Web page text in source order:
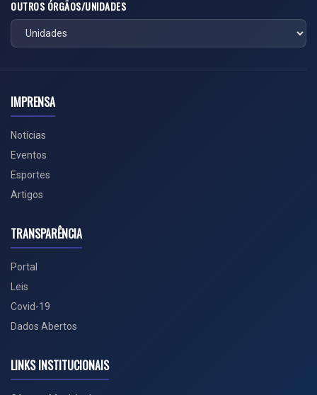
OUTROS ÓRGÃOS/UNIDADES
IMPRENSA
Notícias
Eventos
Esportes
Artigos
TRANSPARÊNCIA
Portal
Leis
Covid-19
Dados Abertos
LINKS INSTITUCIONAIS